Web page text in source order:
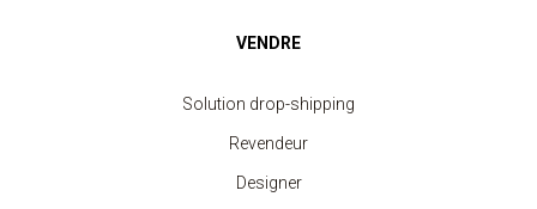
VENDRE
Solution drop-shipping
Revendeur
Designer